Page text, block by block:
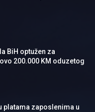
BiH optužen za
200.000 KM oduzetog
platama zaposlenima u